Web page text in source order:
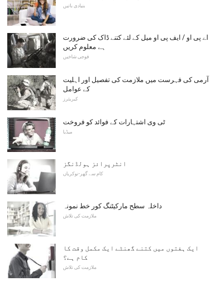
بنیادی باتیں
اے پی او / ایف پی او میل کے لئے کتنے ڈاک کی ضرورت
ہے معلوم کریں
فوجی شاخیں
آرمی کی فہرست میں ملازمت کی تفصیل اور اہلیت
کے عوامل
کیریئرز
ٹی وی اشتہارات کے فوائد کو فروخت
میڈیا
انٹرپرائز ہولڈنگز
کام سے گھر-نوکریاں
داخلہ سطح مارکیٹنگ کور خط نمونہ
ملازمت کی تلاش
ایک ہفتوں میں کتنے گھنٹے ایک مکمل وقت کا
کام ہے؟
ملازمت کی تلاش